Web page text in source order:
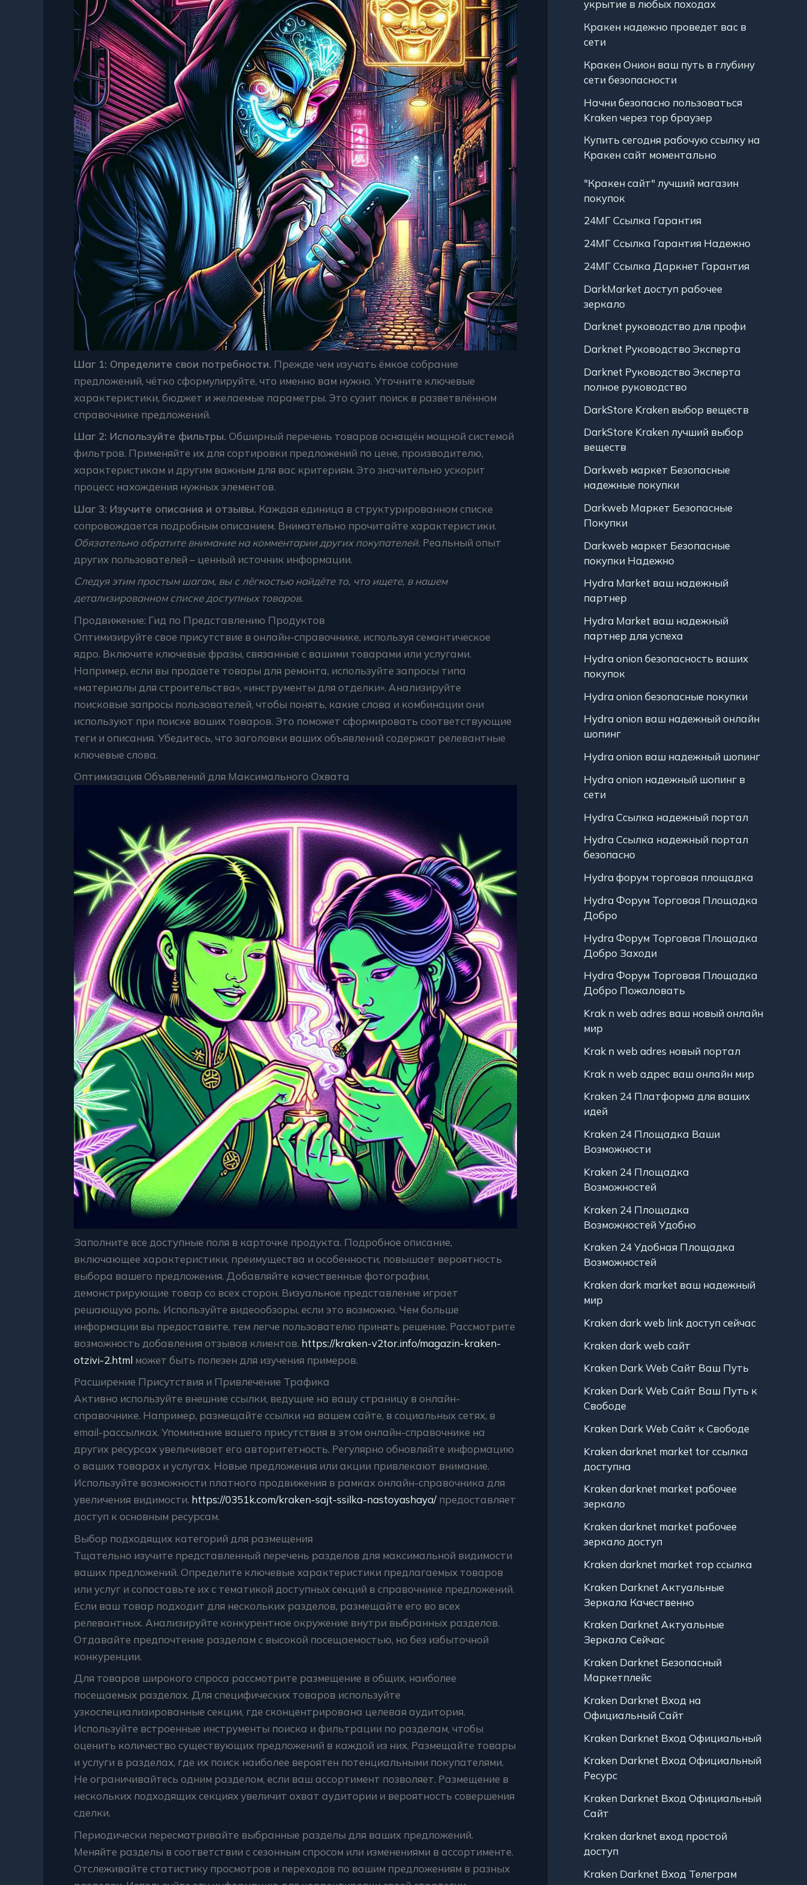
Шаг 1: Определите свои потребности. Прежде чем изучать ёмкое собрание
предложений, чётко сформулируйте, что именно вам нужно. Уточните ключевые
характеристики, бюджет и желаемые параметры. Это сузит поиск в разветвлённом
справочнике предложений.
Шаг 2: Используйте фильтры. Обширный перечень товаров оснащён мощной системой
фильтров. Применяйте их для сортировки предложений по цене, производителю,
характеристикам и другим важным для вас критериям. Это значительно ускорит
процесс нахождения нужных элементов.
Шаг 3: Изучите описания и отзывы. Каждая единица в структурированном списке
сопровождается подробным описанием. Внимательно прочитайте характеристики.
Обязательно обратите внимание на комментарии других покупателей. Реальный опыт
других пользователей – ценный источник информации.
Следуя этим простым шагам, вы с лёгкостью найдёте то, что ищете, в нашем
детализированном списке доступных товаров.
Продвижение: Гид по Представлению Продуктов
Оптимизируйте свое присутствие в онлайн-справочнике, используя семантическое
ядро. Включите ключевые фразы, связанные с вашими товарами или услугами.
Например, если вы продаете товары для ремонта, используйте запросы типа
«материалы для строительства», «инструменты для отделки». Анализируйте
поисковые запросы пользователей, чтобы понять, какие слова и комбинации они
используют при поиске ваших товаров. Это поможет сформировать соответствующие
теги и описания. Убедитесь, что заголовки ваших объявлений содержат релевантные
ключевые слова.
Оптимизация Объявлений для Максимального Охвата
Заполните все доступные поля в карточке продукта. Подробное описание,
включающее характеристики, преимущества и особенности, повышает вероятность
выбора вашего предложения. Добавляйте качественные фотографии,
демонстрирующие товар со всех сторон. Визуальное представление играет
решающую роль. Используйте видеообзоры, если это возможно. Чем больше
информации вы предоставите, тем легче пользователю принять решение. Рассмотрите
возможность добавления отзывов клиентов. https://kraken-v2tor.info/magazin-kraken-
otzivi-2.html может быть полезен для изучения примеров.
Расширение Присутствия и Привлечение Трафика
Активно используйте внешние ссылки, ведущие на вашу страницу в онлайн-
справочнике. Например, размещайте ссылки на вашем сайте, в социальных сетях, в
email-рассылках. Упоминание вашего присутствия в этом онлайн-справочнике на
других ресурсах увеличивает его авторитетность. Регулярно обновляйте информацию
о ваших товарах и услугах. Новые предложения или акции привлекают внимание.
Используйте возможности платного продвижения в рамках онлайн-справочника для
увеличения видимости. https://0351k.com/kraken-sajt-ssilka-nastoyashaya/ предоставляет
доступ к основным ресурсам.
Выбор подходящих категорий для размещения
Тщательно изучите представленный перечень разделов для максимальной видимости
ваших предложений. Определите ключевые характеристики предлагаемых товаров
или услуг и сопоставьте их с тематикой доступных секций в справочнике предложений.
Если ваш товар подходит для нескольких разделов, размещайте его во всех
релевантных. Анализируйте конкурентное окружение внутри выбранных разделов.
Отдавайте предпочтение разделам с высокой посещаемостью, но без избыточной
конкуренции.
Для товаров широкого спроса рассмотрите размещение в общих, наиболее
посещаемых разделах. Для специфических товаров используйте
узкоспециализированные секции, где сконцентрирована целевая аудитория.
Используйте встроенные инструменты поиска и фильтрации по разделам, чтобы
оценить количество существующих предложений в каждой из них. Размещайте товары
и услуги в разделах, где их поиск наиболее вероятен потенциальными покупателями.
Не ограничивайтесь одним разделом, если ваш ассортимент позволяет. Размещение в
нескольких подходящих секциях увеличит охват аудитории и вероятность совершения
сделки.
Периодически пересматривайте выбранные разделы для ваших предложений.
Меняйте разделы в соответствии с сезонным спросом или изменениями в ассортименте.
Отслеживайте статистику просмотров и переходов по вашим предложениям в разных
укрытие в любых походах
Кракен надежно проведет вас в
сети
Кракен Онион ваш путь в глубину
сети безопасности
Начни безопасно пользоваться
Kraken через тор браузер
Купить сегодня рабочую ссылку на
Кракен сайт моментально
"Кракен сайт" лучший магазин
покупок
24МГ Ссылка Гарантия
24МГ Ссылка Гарантия Надежно
24МГ Ссылка Даркнет Гарантия
DarkMarket доступ рабочее
зеркало
Darknet руководство для профи
Darknet Руководство Эксперта
Darknet Руководство Эксперта
полное руководство
DarkStore Kraken выбор веществ
DarkStore Kraken лучший выбор
веществ
Darkweb маркет Безопасные
надежные покупки
Darkweb Маркет Безопасные
Покупки
Darkweb маркет Безопасные
покупки Надежно
Hydra Market ваш надежный
партнер
Hydra Market ваш надежный
партнер для успеха
Hydra onion безопасность ваших
покупок
Hydra onion безопасные покупки
Hydra onion ваш надежный онлайн
шопинг
Hydra onion ваш надежный шопинг
Hydra onion надежный шопинг в
сети
Hydra Ссылка надежный портал
Hydra Ссылка надежный портал
безопасно
Hydra форум торговая площадка
Hydra Форум Торговая Площадка
Добро
Hydra Форум Торговая Площадка
Добро Заходи
Hydra Форум Торговая Площадка
Добро Пожаловать
Krak n web adres ваш новый онлайн
мир
Krak n web adres новый портал
Krak n web адрес ваш онлайн мир
Kraken 24 Платформа для ваших
идей
Kraken 24 Площадка Ваши
Возможности
Kraken 24 Площадка
Возможностей
Kraken 24 Площадка
Возможностей Удобно
Kraken 24 Удобная Площадка
Возможностей
Kraken dark market ваш надежный
мир
Kraken dark web link доступ сейчас
Kraken dark web сайт
Kraken Dark Web Сайт Ваш Путь
Kraken Dark Web Сайт Ваш Путь к
Свободе
Kraken Dark Web Сайт к Свободе
Kraken darknet market tor ссылка
доступна
Kraken darknet market рабочее
зеркало
Kraken darknet market рабочее
зеркало доступ
Kraken darknet market тор ссылка
Kraken Darknet Актуальные
Зеркала Качественно
Kraken Darknet Актуальные
Зеркала Сейчас
Kraken Darknet Безопасный
Маркетплейс
Kraken Darknet Вход на
Официальный Сайт
Kraken Darknet Вход Официальный
Kraken Darknet Вход Официальный
Ресурс
Kraken Darknet Вход Официальный
Сайт
Kraken darknet вход простой
доступ
Kraken Darknet Вход Телеграм